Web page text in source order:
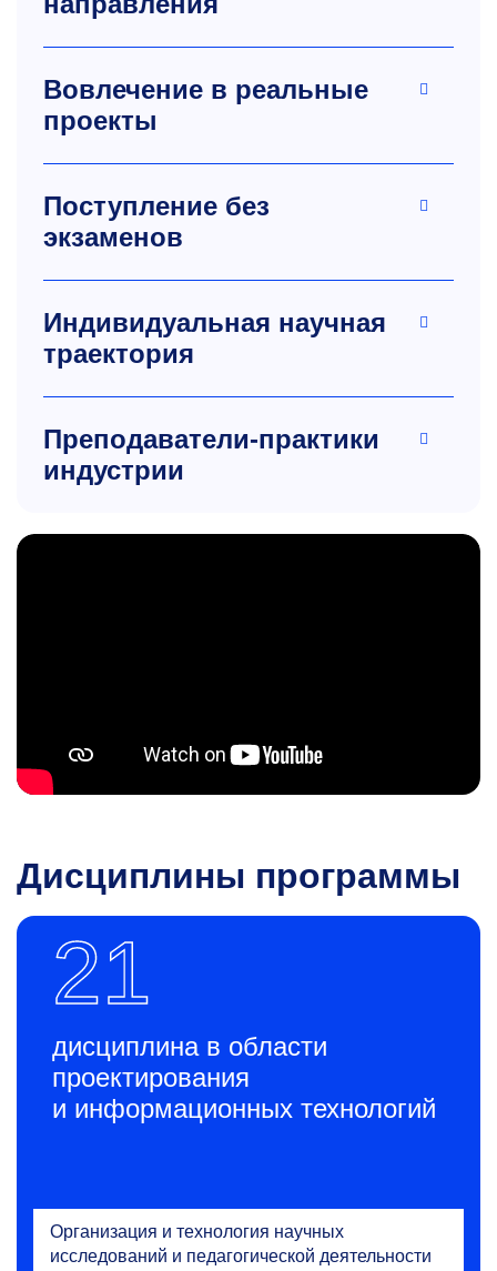
Вовлечение в реальные
проекты
Поступление без
экзаменов
Индивидуальная научная
траектория
Преподаватели-практики
индустрии
Дисциплины программы
21
дисциплина в области
проектирования
и информационных технологий
Организация и технология научных
исследований и педагогической деятельности